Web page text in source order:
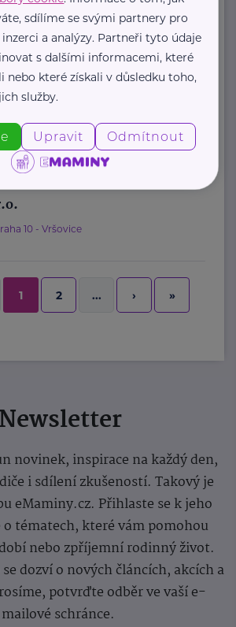
Praha 5 – Stodůlky
je komunitní projekt
aktivního
spojit sport s ...
10 - Vršovice
1 2 ... › »
Newsletter
novinek, inspirace na každý den,
i sdílení zkušeností. Takový je
eMaminy.cz. Přihlaste se k jeho
o tématech, které vám pomohou
nebo zpříjemní rodinný život.
dozví o nových článcích, akcích a
potvrďte odběr ve vaší e-
mailové schránce.
sdílíme se svými partnery pro
a analýzy. Partneři tyto údaje
s dalšími informacemi, které
nebo které získali v důsledku toho,
služby.
Upravit Odmítnout